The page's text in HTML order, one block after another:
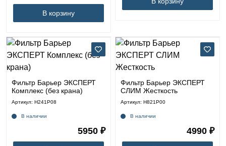
В корзину
Фильтр Барьер ЭКСПЕРТ
Комплекс (без крана)
Артикул: Н241Р08
В наличии
5950 ₽
Фильтр Барьер ЭКСПЕРТ
СЛИМ Жесткость
Артикул: Н821Р00
В наличии
4990 ₽